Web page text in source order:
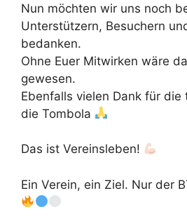
Nun möchten wir uns noch
Unterstützern, Besuchern
bedanken.
Ohne Euer Mitwirken wäre
gewesen.
Ebenfalls vielen Dank für die
die Tombola
Das ist Vereinsleben!
Ein Verein, ein Ziel. Nur der